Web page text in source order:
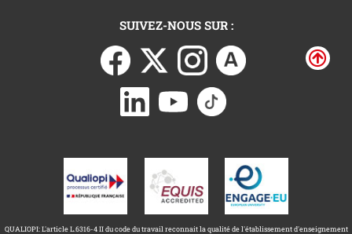
SUIVEZ-NOUS SUR :
QUALIOPI: L'article L.6316-4 II du code du travail reconnait la qualité de l'établissement d'enseignement